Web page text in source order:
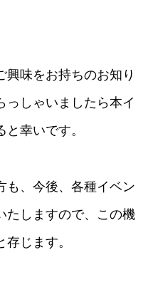
興味をお持ちのお知り
っしゃいましたら本イ
幸いです。
も、今後、各種イベン
たしますので、この機
じます。